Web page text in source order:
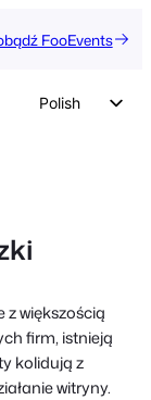
FooEvents
Polish
Portuguese
French
Czech
z większością
firm, istnieją
kolidują z
witryny.